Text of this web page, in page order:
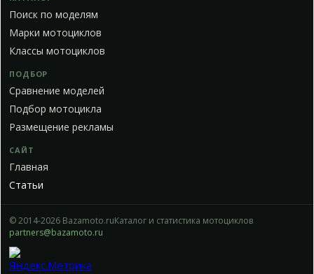
Поиск по моделям
Марки мотоциклов
Классы мотоциклов
ПОДБОР
Сравнение моделей
Подбор мотоцикла
Размещение рекламы
САЙТ
Главная
Статьи
© 2014-2026 Bazamoto.ruКаталог и статистика мотоциклов
partners@bazamoto.ru